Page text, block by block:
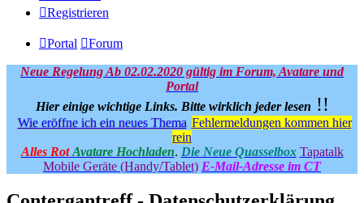
Registrieren
Portal Forum
Neue Regelung Ab 02.02.2020 gültig im Forum, Avatare und
Portal
Hier einige wichtige Links. Bitte wirklich jeder lesen !!
Wie eröffne ich ein neues Thema Fehlermeldungen kommen hier
rein
Alles Rot Avatare Hochladen. Die Neue Quasselbox Tapatalk
Mobile Geräte (Handy/Tablet) E-Mail-Adresse im CT